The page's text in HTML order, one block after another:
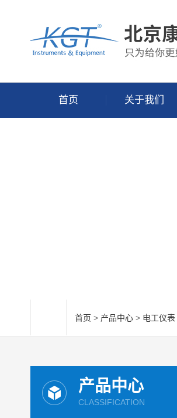
首页 关于我们
首页 > 产品中心 > 电工仪表
产品中心
CLASSIFICATION